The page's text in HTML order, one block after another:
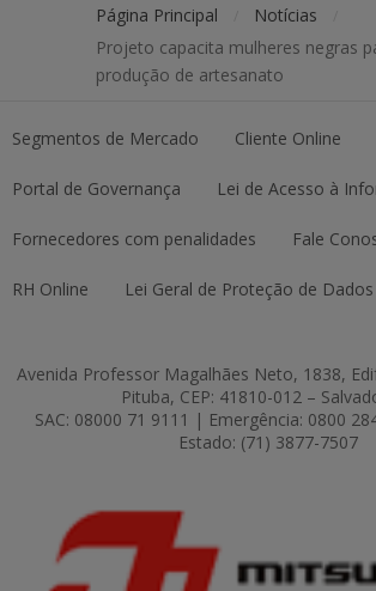
Página Principal Notícias
Projeto capacita mulheres negras
produção de artesanato
Segmentos de Mercado Cliente Online
Portal de Governança Lei de Acesso à
Fornecedores com penalidades Fale
RH Online Lei Geral de Proteção de
Avenida Professor Magalhães Neto, 1838,
Pituba, CEP: 41810-012 –
SAC: 08000 71 9111 | Emergência: 0800
Estado: (71) 3877-7507